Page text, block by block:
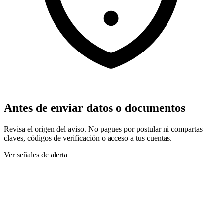
Antes de enviar datos o documentos
Revisa el origen del aviso. No pagues por postular ni compartas
claves, códigos de verificación o acceso a tus cuentas.
Ver señales de alerta